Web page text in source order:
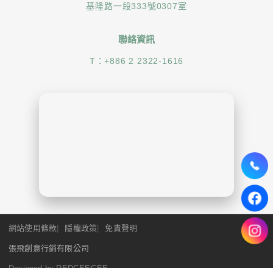
基隆路一段333號0307室
聯絡資訊
T：+886 2 2322-1616
網站使用條款 隱權政策 免責聲明
張飛創意行銷有限公司